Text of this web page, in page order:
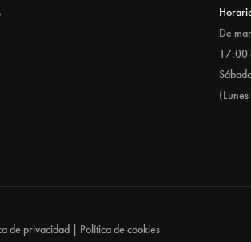
De
17:00
de privacidad Política de cookies